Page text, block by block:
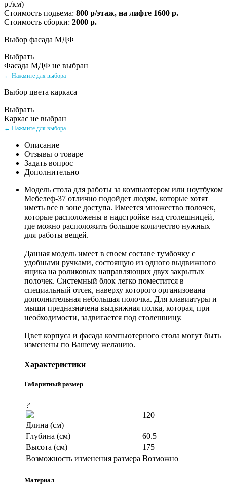
р./км)
Стоимость подьема: 800 р/этаж, на лифте 1600 р.
Стоимость сборки: 2000 р.
Выбор фасада МДФ
Выбрать
Фасада МДФ не выбран
← Нажмите для выбора
Выбор цвета каркаса
Выбрать
Каркас не выбран
← Нажмите для выбора
Описание
Отзывы о товаре
Задать вопрос
Дополнительно
Модель стола для работы за компьютером или ноутбуком
Мебелеф-37 отлично подойдет людям, которые хотят
иметь все в зоне доступа. Имеется множество полочек,
которые расположены в надстройке над столешницей,
где можно расположить большое количество нужных
для работы вещей.
Данная модель имеет в своем составе тумбочку с
удобными ручками, состоящую из одного выдвижного
ящика на роликовых направляющих двух закрытых
полочек. Системный блок легко поместится в
специальный отсек, наверху которого организована
дополнительная небольшая полочка. Для клавиатуры и
мыши предназначена выдвижная полка, которая, при
необходимости, задвигается под столешницу.
Цвет корпуса и фасада компьютерного стола могут быть
изменены по Вашему желанию.
Характеристики
Габаритный размер
?
Длина (см)
120
Глубина (см)
60.5
Высота (см)
175
Возможность изменения размера Возможно
Материал